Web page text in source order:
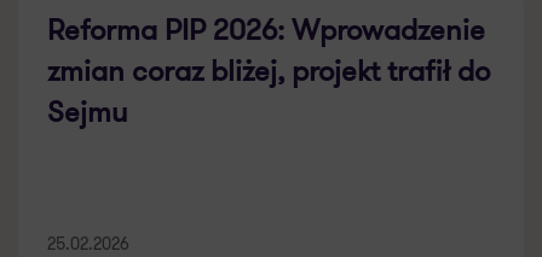
Reforma PIP 2026: Wprowadzenie
zmian coraz bliżej, projekt trafił do
Sejmu
25.02.2026